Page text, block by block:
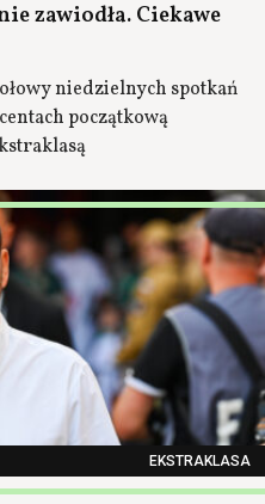
zawiodła. Ciekawe
niedzielnych spotkań
początkową
EKSTRAKLASA